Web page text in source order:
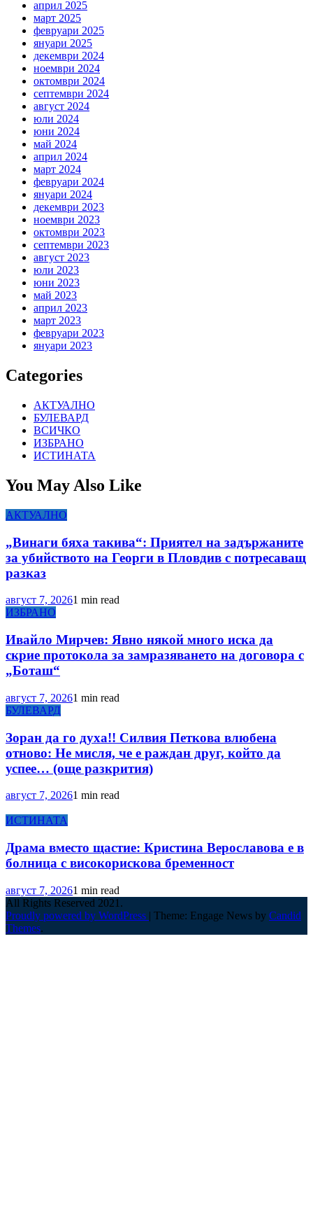
април 2025
март 2025
февруари 2025
януари 2025
декември 2024
ноември 2024
октомври 2024
септември 2024
август 2024
юли 2024
юни 2024
май 2024
април 2024
март 2024
февруари 2024
януари 2024
декември 2023
ноември 2023
октомври 2023
септември 2023
август 2023
юли 2023
юни 2023
май 2023
април 2023
март 2023
февруари 2023
януари 2023
Categories
АКТУАЛНО
БУЛЕВАРД
ВСИЧКО
ИЗБРАНО
ИСТИНАТА
You May Also Like
АКТУАЛНО
„Винаги бяха такива“: Приятел на задържаните
за убийството на Георги в Пловдив с потресаващ
разказ
август 7, 20261 min read
ИЗБРАНО
Ивайло Мирчев: Явно някой много иска да
скрие протокола за замразяването на договора с
„Боташ“
август 7, 20261 min read
БУЛЕВАРД
Зоран да го духа!! Силвия Петкова влюбена
отново: Не мисля, че е раждан друг, който да
успее… (още разкрития)
август 7, 20261 min read
ИСТИНАТА
Драма вместо щастие: Кристина Верославова е в
болница с високорискова бременност
август 7, 20261 min read
All Rights Reserved 2021.
Proudly powered by WordPress | Theme: Engage News by Candid
Themes.